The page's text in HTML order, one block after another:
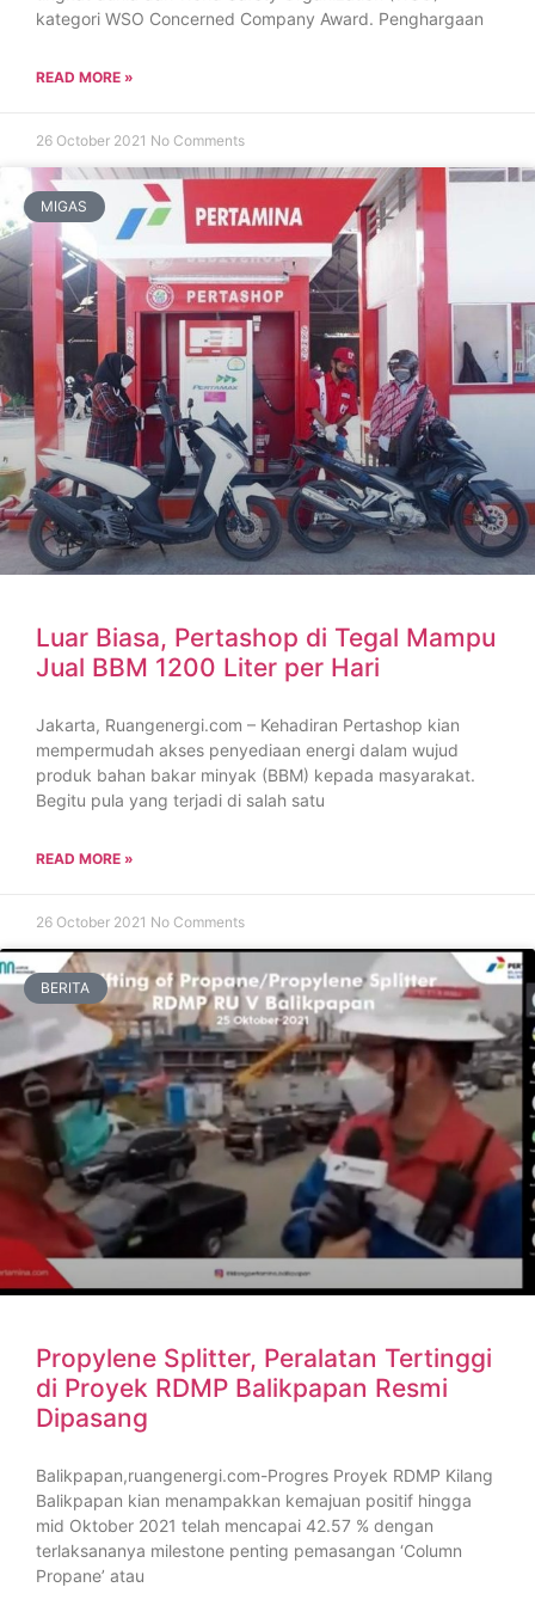
kategori WSO Concerned Company Award. Penghargaan
READ MORE »
26 October 2021 No Comments
MIGAS
Luar Biasa, Pertashop di Tegal Mampu
Jual BBM 1200 Liter per Hari
Jakarta, Ruangenergi.com – Kehadiran Pertashop kian
mempermudah akses penyediaan energi dalam wujud
produk bahan bakar minyak (BBM) kepada masyarakat.
Begitu pula yang terjadi di salah satu
READ MORE »
26 October 2021 No Comments
BERITA
Propylene Splitter, Peralatan Tertinggi
di Proyek RDMP Balikpapan Resmi
Dipasang
Balikpapan,ruangenergi.com-Progres Proyek RDMP Kilang
Balikpapan kian menampakkan kemajuan positif hingga
mid Oktober 2021 telah mencapai 42.57 % dengan
terlaksananya milestone penting pemasangan ‘Column
Propane’ atau